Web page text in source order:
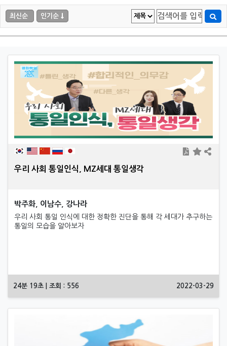
최신순 인기순
우리 사회 통일인식, MZ세대 통일생각
박주화, 이남수, 강나라
우리 사회 통일 인식에 대한 정확한 진단을 통해 각 세대가 추구하는
통일의 모습을 알아보자
24분 19초 | 조회 : 556 2022-03-29